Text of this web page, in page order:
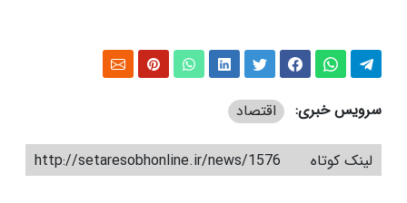
سرویس خبری: اقتصاد
لینک کوتاه http://setaresobhonline.ir/news/1576